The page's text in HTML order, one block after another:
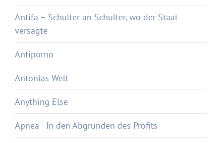
Antifa – Schulter an Schulter, wo der Staat
versagte
Antiporno
Antonias Welt
Anything Else
Apnea - In den Abgründen des Profits